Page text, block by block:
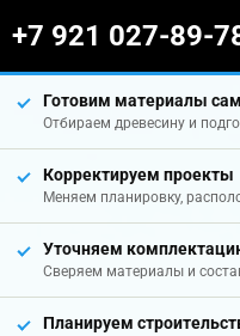
+7 921 027-89-
Готовим материалы
Отбираем древесину и
Корректируем проекты
Меняем планировку,
Уточняем
Сверяем материалы и
Планируем